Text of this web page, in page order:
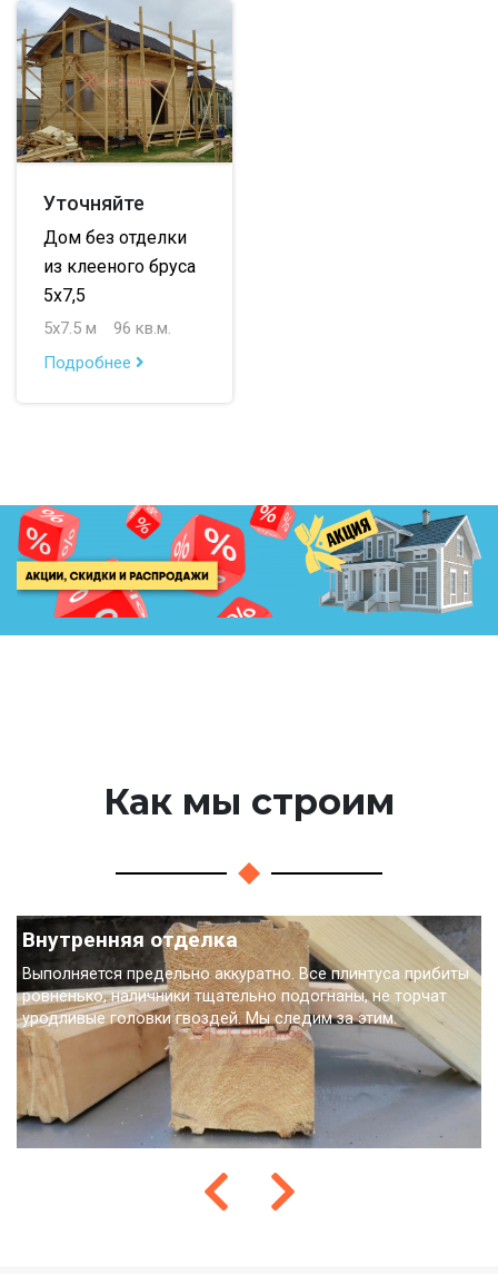
Уточняйте
Дом без отделки
из клееного бруса
5х7,5
5х7.5 м
96 кв.м.
Подробнее
Как мы строим
Внутренняя отделка
Выполняется предельно аккуратно. Все плинтуса прибиты
ровненько, наличники тщательно подогнаны, не торчат
уродливые головки гвоздей. Мы следим за этим.